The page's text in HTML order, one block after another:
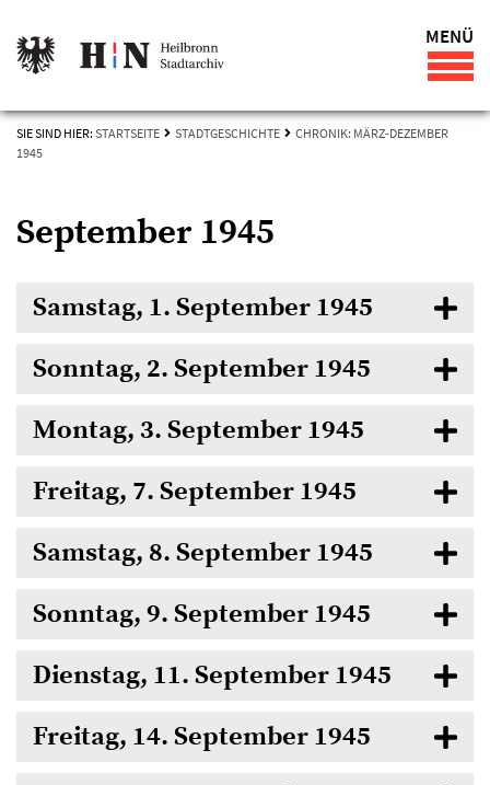
MENÜ
SIE SIND HIER: STARTSEITE STADTGESCHICHTE
CHRONIK: MÄRZ-DEZEMBER
1945
September 1945
Samstag, 1. September 1945
Sonntag, 2. September 1945
Montag, 3. September 1945
Freitag, 7. September 1945
Samstag, 8. September 1945
Sonntag, 9. September 1945
Dienstag, 11. September 1945
Freitag, 14. September 1945